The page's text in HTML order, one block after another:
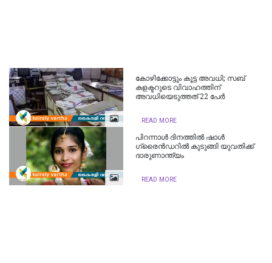
കോഴിക്കോട്ടും കൂട്ട അവധി; സബ്
കളക്ടറുടെ വിവാഹത്തിന്
അവധിയെടുത്തത് 22 പേർ
READ MORE
പിറന്നാൾ ദിനത്തിൽ ഷാൾ
ഗ്രൈൻഡറിൽ കുടുങ്ങി യുവതിക്ക്
ദാരുണാന്ത്യം
READ MORE